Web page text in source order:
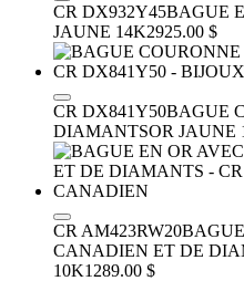
CR DX932Y45BAGUE
JAUNE 14K2925.00 $
CR DX841Y50BAGUE
DIAMANTSOR JAUNE
CR AM423RW20
CANADIEN ET DE
10K1289.00 $